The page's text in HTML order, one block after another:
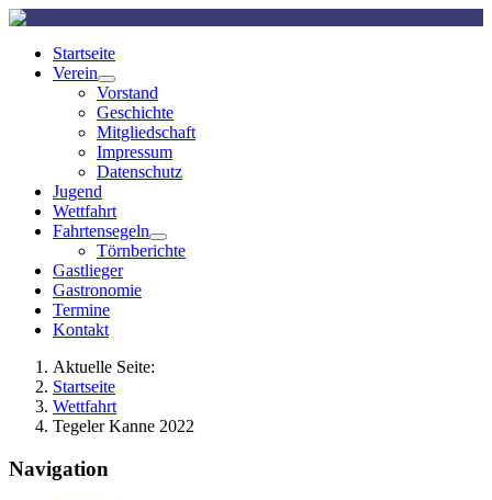
Startseite
Verein
Vorstand
Geschichte
Mitgliedschaft
Impressum
Datenschutz
Jugend
Wettfahrt
Fahrtensegeln
Törnberichte
Gastlieger
Gastronomie
Termine
Kontakt
Aktuelle Seite:
Startseite
Wettfahrt
Tegeler Kanne 2022
Navigation